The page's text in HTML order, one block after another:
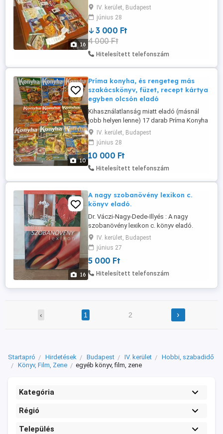
16
Jánosné-befőzés, lekvárok, és kompótok
- vadételek - nyári édességek, fagylaltok -
A család konyhája - kínai ízek - A 100
legjobb gyors étel - Boruzs Jánosné
-ételek római edényben - Gyermelyi
tésztafantáziák - Vomberg Frigyes ...
IV. kerület, Budapest
június 28
3 000 Ft
4 000 Ft
Hitelesített telefonszám
10
Príma konyha, és rengeteg más
szakácskönyv, füzet, recept kártya
egyben olcsón eladó
Kihasználatlanság miatt eladó (másnál
jobb helyen lenne) 17 darab Príma Konyha
magazin. 2003-2006-os kiadás. Tökéletes
állapotúak, csak megvettem őket.
Továbbá van még a csomagban 2 db.
Meglepetés karcsúsító különszám, 1 db.
Tina újság, 1 db. Kiskegyed konyhája, 1
IV. kerület, Budapest
június 28
10 000 Ft
Hitelesített telefonszám
16
A nagy szobanövény lexikon c.
könyv eladó.
Dr. Váczi-Nagy-Dede-Illyés : A nagy
szobanövény lexikon c. könyv eladó.
Tökéletes állapotú, nagy méretű, kemény
borítású könyv. Szép, mutatós könyv,
ajándékba is kiváló választás. Újpestről
elvihető. A természettől elszakadva
ösztönösen vágyódunk a természettel
harmóniákra. ...
IV. kerület, Budapest
június 27
5 000 Ft
Hitelesített telefonszám
‹ 1 2 ›
Startapró Hirdetések Budapest IV. kerület
Hobbi, szabadidő
Könyv, Film, Zene
egyéb könyv, film, zene
Kategória
Régió
Település